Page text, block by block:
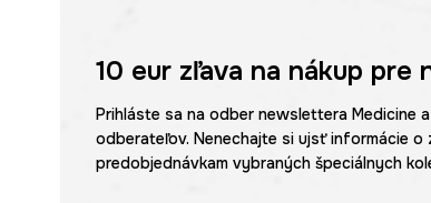
10 eurzľava na nákup pre
Prihláste sa na odber newslettera Medicine
odberateľov. Nenechajte si ujsť informácie
predobjednávkam vybraných špeciálnych